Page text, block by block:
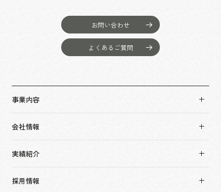
お問い合わせ
よくあるご質問
事業内容
会社情報
ソーシャルグッド
実績紹介
採用情報